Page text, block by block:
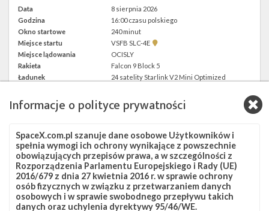
Data
8 sierpnia 2026
Godzina
16:00 czasu polskiego
Okno startowe
240 minut
Miejsce startu
VSFB SLC-4E
Pokaż
SLC-
4E w
Google
Miejsce lądowania
OCISLY
Rakieta
Falcon 9 Block 5
Ładunek
24 satelity Starlink V2 Mini Optimized
Informacje o polityce prywatności
SpaceX.com.pl szanuje dane osobowe Użytkowników i
spełnia wymogi ich ochrony wynikające z powszechnie
obowiązujących przepisów prawa, a w szczególności z
Rozporządzenia Parlamentu Europejskiego i Rady (UE)
2016/679 z dnia 27 kwietnia 2016 r. w sprawie ochrony
osób fizycznych w związku z przetwarzaniem danych
osobowych i w sprawie swobodnego przepływu takich
danych oraz uchylenia dyrektywy 95/46/WE.